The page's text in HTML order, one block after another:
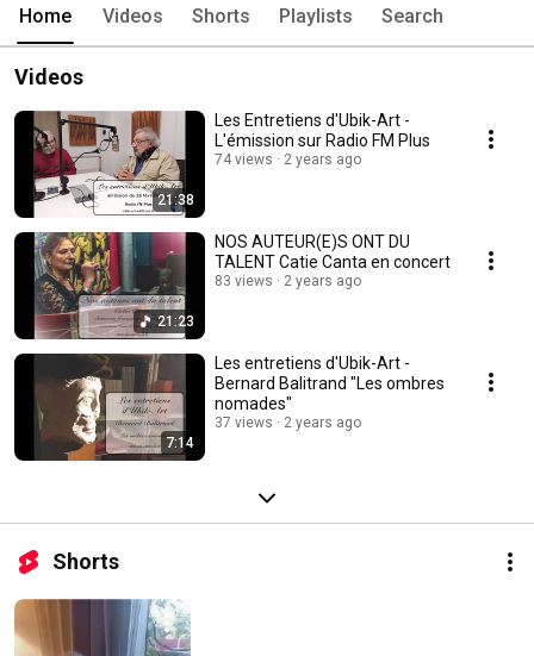
Home Videos Shorts Playlists Search
Videos
21:38
Les Entretiens d'Ubik-Art -
L'émission sur Radio FM Plus
74 views 2 years ago
21:23
NOS AUTEUR(E)S ONT DU
TALENT Catie Canta en concert
83 views 2 years ago
7:14
Les entretiens d'Ubik-Art -
Bernard Balitrand "Les ombres
nomades"
37 views 2 years ago
Shorts